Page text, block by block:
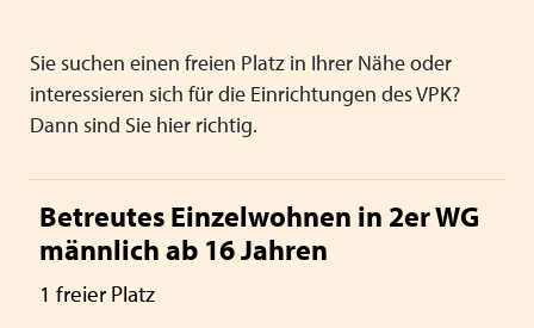
Verbandsrat
Stellenaussschreibung
Schließen
Sie suchen einen freien Platz in Ihrer Nähe oder
interessieren sich für die Einrichtungen des VPK?
Dann sind Sie hier richtig.
Betreutes Einzelwohnen in 2er WG
männlich ab 16 Jahren
1 freier Platz